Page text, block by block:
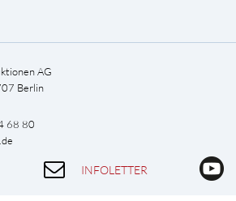
AG
Berlin
68 80
INFOLETTER